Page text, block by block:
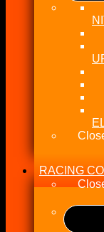
RACING